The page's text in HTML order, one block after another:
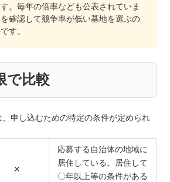
。毎年の倍率なども公表されていま
確認して競争率が低い墓地を選ぶの
す。
で比較
申し込むための特定の条件が定められ
✕
応募する自治体の地域に
居住している。居住して
〇年以上等の条件がある